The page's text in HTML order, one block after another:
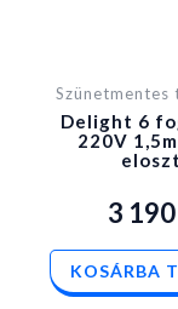
Szünetmentes
Delight 6
220V
3 190
KOSÁRBA